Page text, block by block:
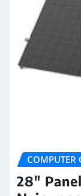
COMPUTER
28″